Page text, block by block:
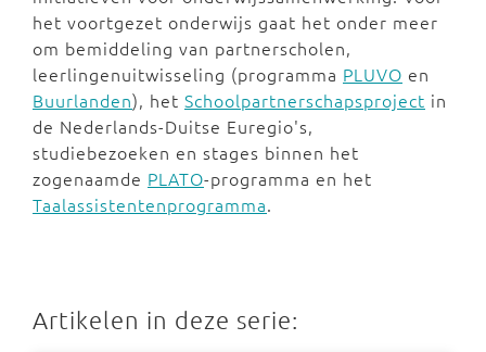
het voortgezet onderwijs gaat het onder meer
om bemiddeling van partnerscholen,
leerlingenuitwisseling (programma PLUVO en
Buurlanden), het Schoolpartnerschapsproject in
de Nederlands-Duitse Euregio's,
studiebezoeken en stages binnen het
zogenaamde PLATO-programma en het
Taalassistentenprogramma.
Artikelen in deze serie: